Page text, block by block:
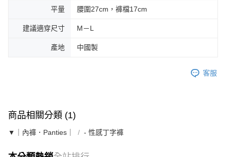
平量 腰圍27cm，褲檔17cm
建議適穿尺寸 M－L
產地 中國製
客服
商品相關分類 (1)
▼｜內褲．Panties｜ - 性感丁字褲